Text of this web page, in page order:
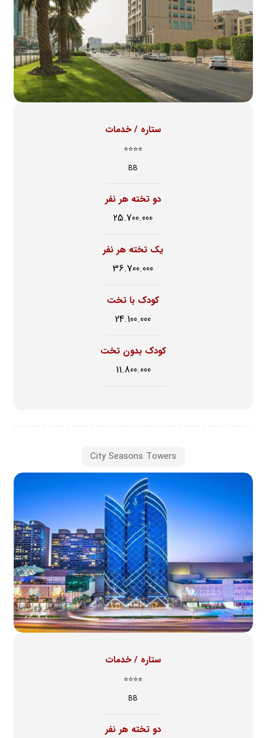
ستاره / خدمات
⭐⭐⭐⭐
BB
دو تخته هر نفر
25.700.000
یک تخته هر نفر
36.700.000
کودک با تخت
24.100.000
کودک بدون تخت
11.800.000
City Seasons Towers
ستاره / خدمات
⭐⭐⭐⭐
BB
دو تخته هر نفر